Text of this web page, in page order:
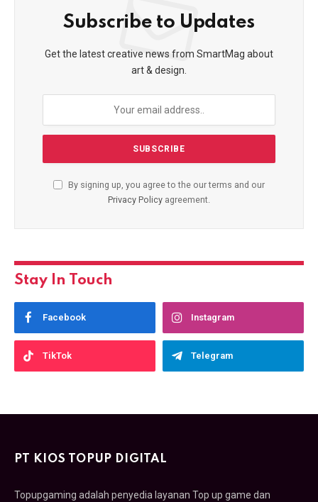
Subscribe to Updates
Get the latest creative news from SmartMag about
art & design.
By signing up, you agree to the our terms and our
Privacy Policy agreement.
Stay In Touch
Facebook Instagram
TikTok Telegram
PT KIOS TOPUP DIGITAL
Topupgaming adalah penyedia layanan Top up game dan